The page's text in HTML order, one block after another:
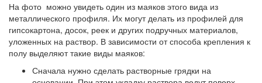
На фото можно увидеть один из маяков этого вида из
металлического профиля. Их могут делать из профилей для
гипсокартона, досок, реек и других подручных материалов,
уложенных на раствор. В зависимости от способа крепления к
полу выделяют такие виды маяков:
Сначала нужно сделать растворные грядки на